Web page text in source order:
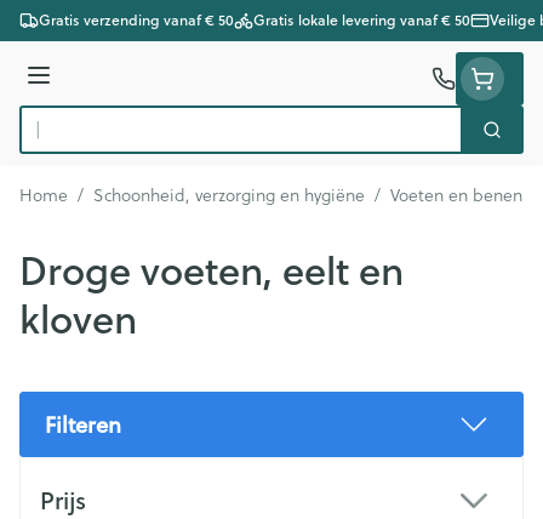
Ga naar de inhoud
Gratis verzending vanaf € 50 Gratis lokale levering vanaf € 50 Veilige
Menu
Product, merk, categorie...
Zoek
Home / Schoonheid, verzorging en hygiëne / Voeten en benen
Droge voeten, eelt en
kloven
Filteren
Prijs